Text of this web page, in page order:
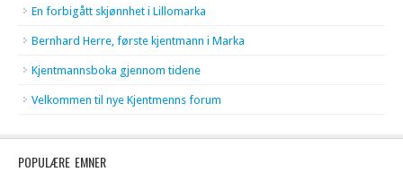
En forbigått skjønnhet i Lillomarka
Bernhard Herre, første kjentmann i Marka
Kjentmannsboka gjennom tidene
Velkommen til nye Kjentmenns forum
POPULÆRE EMNER